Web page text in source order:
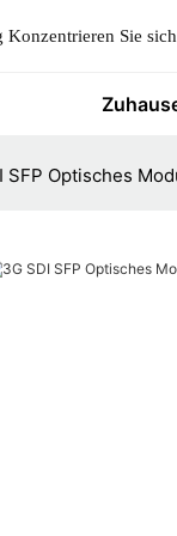
Konzentrieren Sie
SFP Optisches